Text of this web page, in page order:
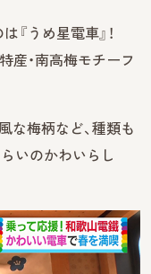
『うめ星電車』！
産・南高梅モチーフ
な梅柄など、種類も
いのかわいらし